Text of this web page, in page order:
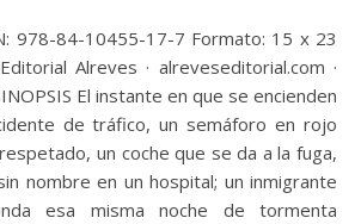
Alreves · alreveseditorial.com ·
El instante en que se encienden
de tráfico, un semáforo en rojo
un coche que se da a la fuga,
nombre en un hospital; un inmigrante
esa misma noche de tormenta